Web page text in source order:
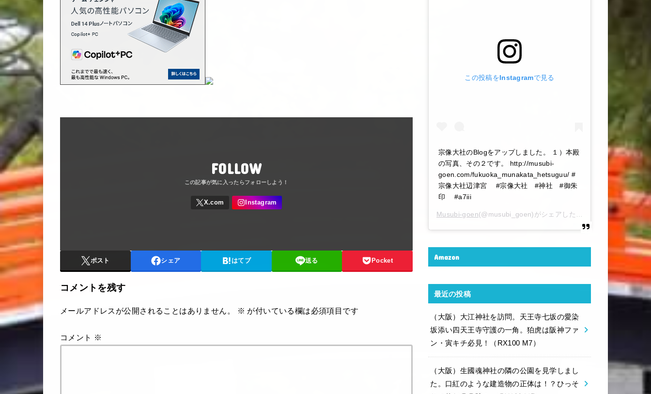
FOLLOW
ポスト シェア はてブ 送る Pocket
コメントを残す
メールアドレスが公開されることはありません。 ※ が付いている欄は必須項目です
コメント ※
この投稿をInstagramで見る
宗像大社のBlogをアップしました。 １）本殿
の写真、その２です。 http://musubi-
goen.com/fukuoka_munakata_hetsuguu/ #
宗像大社辺津宮 #宗像大社 #神社 #御朱
印 #a7iii
Musubi-goen(@musubi_goen)がシェアした投稿 – 2020年 6月月6
Amazon
最近の投稿
（大阪）大江神社を訪問。天王寺七坂の愛染
坂添い四天王寺守護の一角。狛虎は阪神ファ
ン・寅キチ必見！（RX100 M7）
（大阪）生國魂神社の隣の公園を見学しまし
た。口紅のような建造物の正体は！？ひっそ